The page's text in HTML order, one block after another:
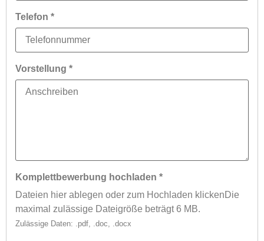
Telefon *
Vorstellung *
Komplettbewerbung hochladen *
Dateien hier ablegen oder zum Hochladen klickenDie
maximal zulässige Dateigröße beträgt 6 MB.
Zulässige Daten: .pdf, .doc, .docx